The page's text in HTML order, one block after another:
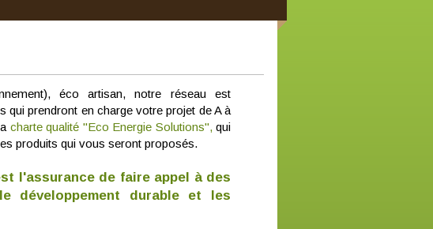
éco artisan, notre réseau est
qui prendront en charge votre projet de A à
charte qualité "Eco Energie Solutions", qui
produits qui vous seront proposés.
l'assurance de faire appel à des
développement durable et les